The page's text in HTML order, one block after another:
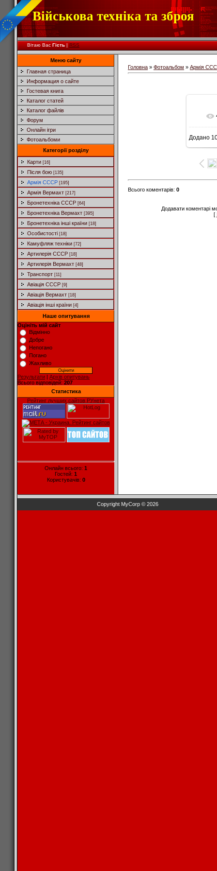
Військова техніка та зброя
Вітаю Вас Гість|RSS
Меню сайту
Главная страница
Информация о сайте
Гостевая книга
Каталог статей
Каталог файлів
Форум
Онлайн ігри
Фотоальбоми
Категорії розділу
Карти [16]
Після бою [135]
Армія СССР [195]
Армія Вермахт [217]
Бронетехніка СССР [64]
Бронетехніка Вермахт [395]
Бронетехніка інші країни [18]
Особистості [18]
Камуфляж техніки [72]
Артилерія СССР [18]
Артилерія Вермахт [48]
Транспорт [11]
Авіація СССР [9]
Авіація Вермахт [18]
Авіація інші країни [4]
Наше опитування
Оцініть мій сайт
Відмінно
Добре
Непогано
Погано
Жахливо
Результати | Архів опитувань
Всього відповідей: 207
Статистика
Рейтинг лучших сайтов РУнета
Онлайн всього: 1
Гостей: 1
Користувачів: 0
Головна » Фотоальбом » Армія
Додано
Всього коментарів: 0
Додавати коментарі
[
Copyright MyCorp © 2026